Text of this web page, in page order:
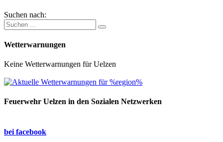
Suchen nach:
Wetterwarnungen
Keine Wetterwarnungen für Uelzen
Feuerwehr Uelzen in den Sozialen Netzwerken
bei facebook